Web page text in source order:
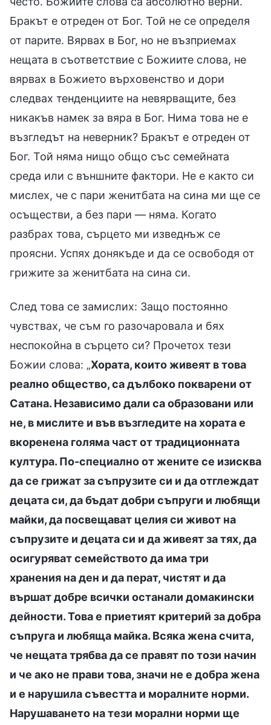
Бракът е отреден от Бог. Той не се определя
от парите. Вярвах в Бог, но не възприемах
нещата в съответствие с Божиите слова, не
вярвах в Божието върховенство и дори
следвах тенденциите на невярващите, без
никакъв намек за вяра в Бог. Нима това не е
възгледът на неверник? Бракът е отреден от
Бог. Той няма нищо общо със семейната
среда или с външните фактори. Не е както си
мислех, че с пари женитбата на сина ми ще се
осъществи, а без пари — няма. Когато
разбрах това, сърцето ми изведнъж се
проясни. Успях донякъде и да се освободя от
грижите за женитбата на сина си.
След това се замислих: Защо постоянно
чувствах, че съм го разочаровала и бях
неспокойна в сърцето си? Прочетох тези
Божии слова: „Хората, които живеят в това
реално общество, са дълбоко покварени от
Сатана. Независимо дали са образовани или
не, в мислите и във възгледите на хората е
вкоренена голяма част от традиционната
култура. По-специално от жените се изисква
да се грижат за съпрузите си и да отглеждат
децата си, да бъдат добри съпруги и любящи
майки, да посвещават целия си живот на
съпрузите и децата си и да живеят за тях, да
осигуряват семейството да има три
хранения на ден и да перат, чистят и да
вършат добре всички останали домакински
дейности. Това е приетият критерий за добра
съпруга и любяща майка. Всяка жена счита,
че нещата трябва да се правят по този начин
и че ако не прави това, значи не е добра жена
и е нарушила съвестта и моралните норми.
Нарушаването на тези морални норми ще